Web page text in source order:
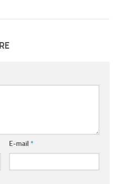
E-mail *